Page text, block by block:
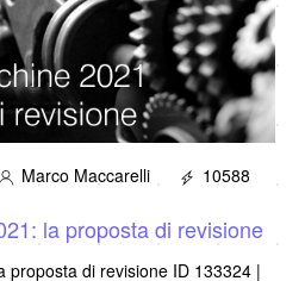
Marco Maccarelli 10588
la proposta di revisione
proposta di revisione ID 133324 |